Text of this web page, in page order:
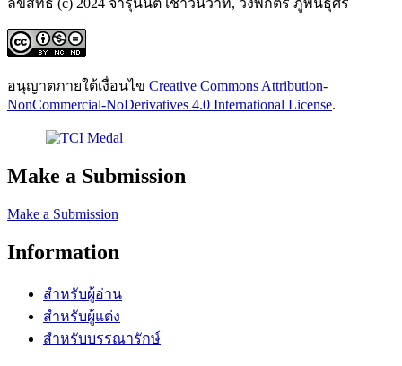
อนุญาตภายใต้เงื่อนไข Creative Commons Attribution-
NonCommercial-NoDerivatives 4.0 International License.
Make a Submission
Make a Submission
Information
สำหรับผู้อ่าน
สำหรับผู้แต่ง
สำหรับบรรณารักษ์